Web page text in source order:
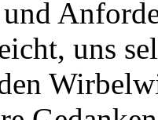
uns